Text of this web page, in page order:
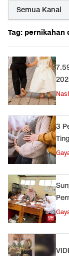
Tag: pernikahan
3